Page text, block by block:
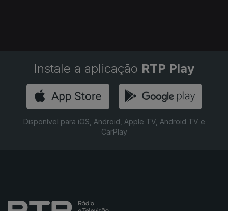
Instale a aplicação RTP Play
Disponível para iOS, Android, Apple TV, Android TV e
CarPlay